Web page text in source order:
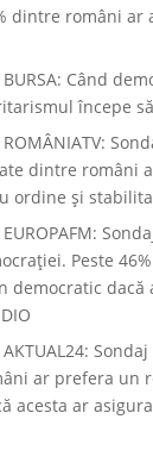
dintre români ar
BURSA: Când
începe
dintre români
ordine și
EUROPAFM:
Peste
democratic dacă
ar prefera un
acesta ar